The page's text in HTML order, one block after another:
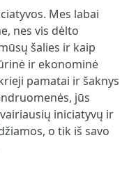
Mes labai
nes vis dėlto
šalies ir kaip
ir ekonominė
pamatai ir šaknys
jūs
iniciatyvų ir
o tik iš savo